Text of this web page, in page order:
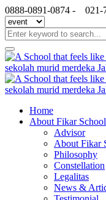
0888-0891-0874 -
Home
About Fikar School
Advisor
About Fikar
Philosophy
Constellation
Legalitas
News &